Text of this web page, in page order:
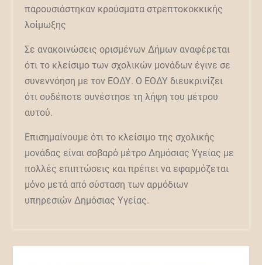
παρουσιάστηκαν κρούσματα στρεπτοκοκκικής
λοίμωξης
Σε ανακοινώσεις ορισμένων Δήμων αναφέρεται
ότι το κλείσιμο των σχολικών μονάδων έγινε σε
συνεννόηση με τον ΕΟΔΥ. Ο ΕΟΔΥ διευκρινίζει
ότι ουδέποτε συνέστησε τη λήψη του μέτρου
αυτού.
Επισημαίνουμε ότι το κλείσιμο της σχολικής
μονάδας είναι σοβαρό μέτρο Δημόσιας Υγείας με
πολλές επιπτώσεις και πρέπει να εφαρμόζεται
μόνο μετά από σύσταση των αρμόδιων
υπηρεσιών Δημόσιας Υγείας.